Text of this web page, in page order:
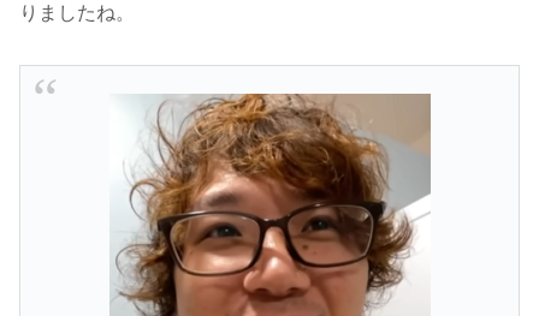
りましたね。